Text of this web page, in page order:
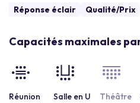
Réponse éclair
Qualité/Prix
Capacités maximales
Réunion Salle en U Théâtre